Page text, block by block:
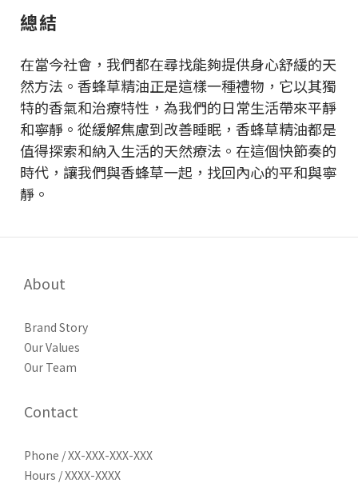
總結
在當今社會，我們都在尋找能夠提供身心舒緩的天
然方法。香蜂草精油正是這樣一種禮物，它以其獨
特的香氣和治療特性，為我們的日常生活帶來平靜
和寧靜。從緩解焦慮到改善睡眠，香蜂草精油都是
值得探索和納入生活的天然療法。在這個快節奏的
時代，讓我們與香蜂草一起，找回內心的平和與寧
靜。
About
Brand Story
Our Values
Our Team
Contact
Phone / XX-XXX-XXX-XXX
Hours / XXXX-XXXX